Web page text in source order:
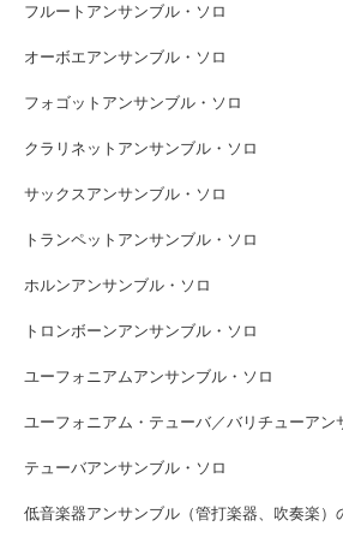
フルートアンサンブル・ソロ
オーボエアンサンブル・ソロ
フォゴットアンサンブル・ソロ
クラリネットアンサンブル・ソロ
サックスアンサンブル・ソロ
トランペットアンサンブル・ソロ
ホルンアンサンブル・ソロ
トロンボーンアンサンブル・ソロ
ユーフォニアムアンサンブル・ソロ
ユーフォニアム・テューバ／バリチューアン
テューバアンサンブル・ソロ
低音楽器アンサンブル（管打楽器、吹奏楽）